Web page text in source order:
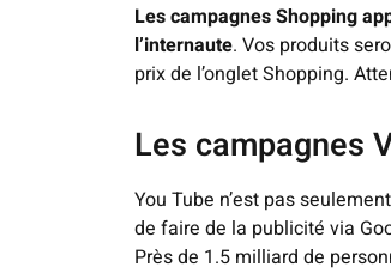
Les campagnes Shopping
l’internaute. Vos produits
prix de l’onglet Shopping.
Les campagnes
You Tube n’est pas
de faire de la publicité via
Près de 1.5 milliard de